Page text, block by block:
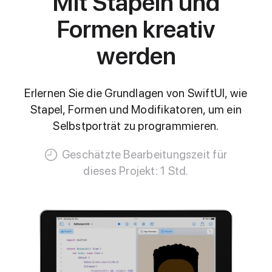
Formen kreativ
werden
Erlernen Sie die Grundlagen von SwiftUI, wie
Stapel, Formen und Modifikatoren, um ein
Selbstporträt zu programmieren.
Geschätzte Bearbeitungszeit für
dieses Projekt: 1 Std.